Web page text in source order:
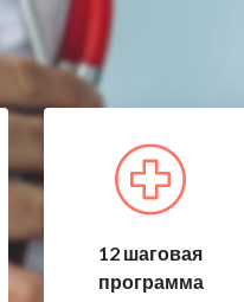
12 шаговая
программа